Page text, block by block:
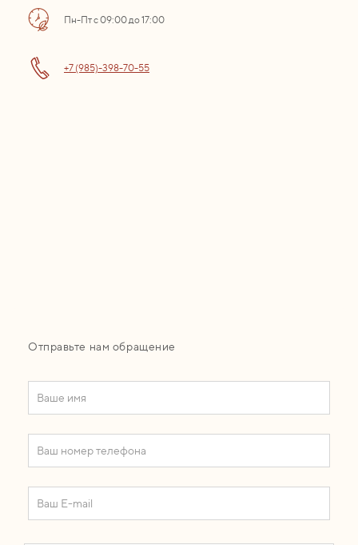
Пн-Пт с 09:00 до 17:00
+7 (985)-398-70-55
Отправьте нам обращение